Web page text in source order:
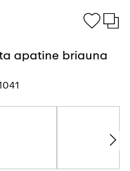
apatine briauna